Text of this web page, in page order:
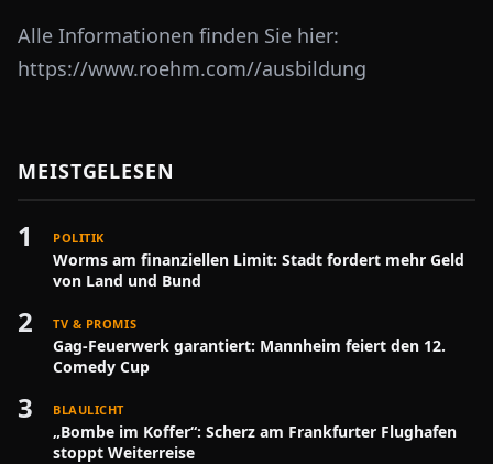
Alle Informationen finden Sie hier:
https://www.roehm.com//ausbildung
MEISTGELESEN
1 POLITIK
Worms am finanziellen Limit: Stadt fordert mehr Geld
von Land und Bund
2 TV & PROMIS
Gag-Feuerwerk garantiert: Mannheim feiert den 12.
Comedy Cup
3 BLAULICHT
„Bombe im Koffer“: Scherz am Frankfurter Flughafen
stoppt Weiterreise